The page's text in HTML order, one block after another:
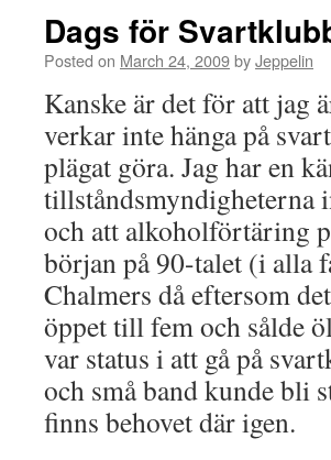
Dags för
Posted on March 24, 2009byJeppelin
Kanske är det för att jag
verkar inte hänga på
plägat göra. Jag har en
tillståndsmyndigheterna
och att alkoholförtäring
början på 90-talet (i alla
Chalmers då eftersom
öppet till fem och sålde
var status i att gå på
och små band kunde bli
finns behovet där igen.